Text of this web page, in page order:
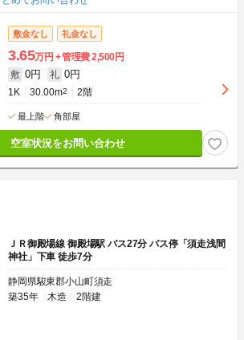
敷金なし 礼金なし
3.65万円 管理費2,500円
敷 0円 礼 0円
1K 30.00m2 2階
最上階 角部屋
空室状況をお問い合わせ
ＪＲ御殿場線 御殿場駅 バス27分 バス停「須走浅間
神社」下車 徒歩7分
静岡県駿東郡小山町須走
築35年
木造 2階建